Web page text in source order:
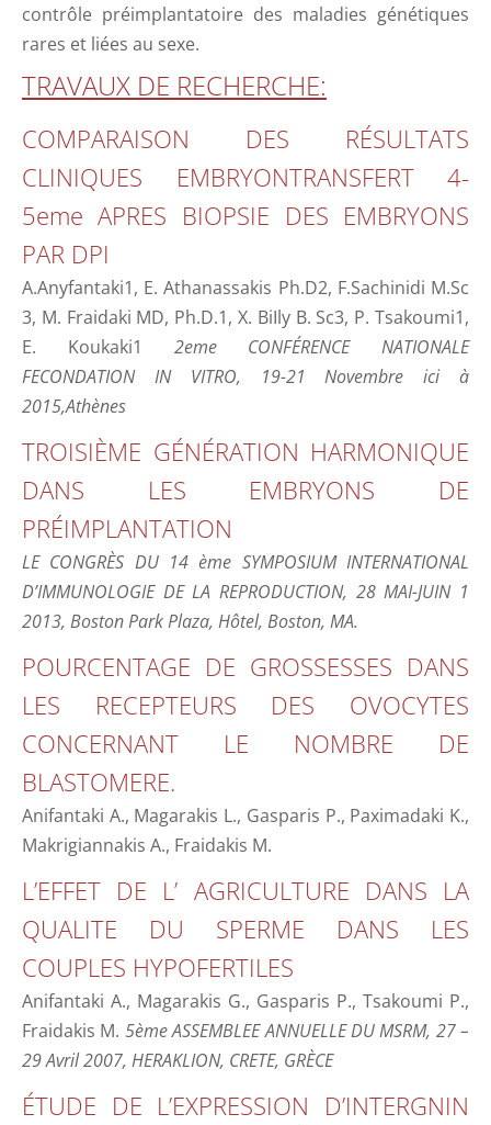
contrôle préimplantatoire des maladies génétiques
rares et liées au sexe.
TRAVAUX DE RECHERCHΕ:
COMPARAISON DES RÉSULTATS
CLINIQUES EMBRYONTRANSFERT 4-
5eme APRES BIOPSIE DES EMBRYONS
PAR DPI
A.Anyfantaki1, E. Athanassakis Ph.D2, F.Sachinidi M.Sc
3, M. Fraidaki MD, Ph.D.1, X. BiIly B. Sc3, P. Tsakoumi1,
E. Koukaki1 2eme CONFÉRENCE NATIONALE
FECONDATION IN VITRO, 19-21 Novembre ici à
2015,Athènes
TROISIÈME GÉNÉRATION HARMONIQUE
DANS LES EMBRYONS DE
PRÉIMPLANTATION
LE CONGRÈS DU 14 ème SYMPOSIUM INTERNATIONAL
D’IMMUNOLOGIE DE LA REPRODUCTION, 28 MAI-JUIN 1
2013, Boston Park Plaza, Hôtel, Boston, MA.
POURCENTAGE DE GROSSESSES DANS
LES RECEPTEURS DES OVOCYTES
CONCERNANT LE NOMBRE DE
BLASTOMERE.
Anifantaki A., Magarakis L., Gasparis P., Paximadaki K.,
Makrigiannakis A., Fraidakis M.
L’EFFET DE L’ AGRICULTURE DANS LA
QUALITE DU SPERME DANS LES
COUPLES HYPOFERTILES
Anifantaki A., Magarakis G., Gasparis P., Tsakoumi P.,
Fraidakis M. 5ème ASSEMBLEE ANNUELLE DU MSRM, 27 –
29 Avril 2007, HERAKLION, CRETE, GRÈCE
ÉTUDE DE L’EXPRESSION D’INTERGNIN